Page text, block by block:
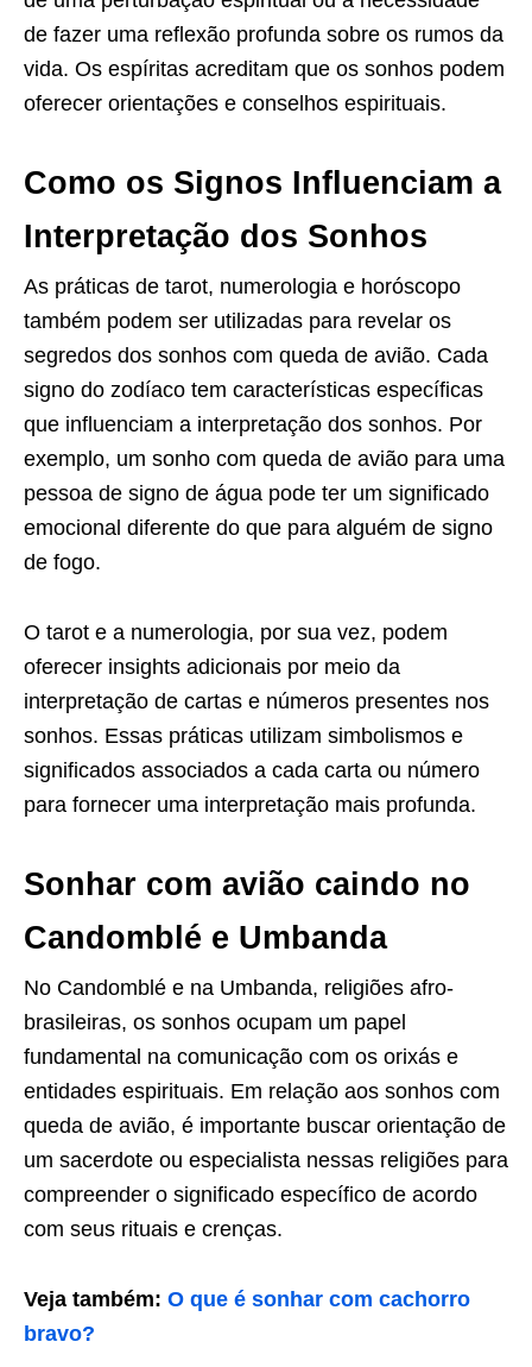
de fazer uma reflexão profunda sobre os rumos da
vida. Os espíritas acreditam que os sonhos podem
oferecer orientações e conselhos espirituais.
Como os Signos Influenciam a
Interpretação dos Sonhos
As práticas de tarot, numerologia e horóscopo
também podem ser utilizadas para revelar os
segredos dos sonhos com queda de avião. Cada
signo do zodíaco tem características específicas
que influenciam a interpretação dos sonhos. Por
exemplo, um sonho com queda de avião para uma
pessoa de signo de água pode ter um significado
emocional diferente do que para alguém de signo
de fogo.
O tarot e a numerologia, por sua vez, podem
oferecer insights adicionais por meio da
interpretação de cartas e números presentes nos
sonhos. Essas práticas utilizam simbolismos e
significados associados a cada carta ou número
para fornecer uma interpretação mais profunda.
Sonhar com avião caindo no
Candomblé e Umbanda
No Candomblé e na Umbanda, religiões afro-
brasileiras, os sonhos ocupam um papel
fundamental na comunicação com os orixás e
entidades espirituais. Em relação aos sonhos com
queda de avião, é importante buscar orientação de
um sacerdote ou especialista nessas religiões para
compreender o significado específico de acordo
com seus rituais e crenças.
Veja também: O que é sonhar com cachorro
bravo?